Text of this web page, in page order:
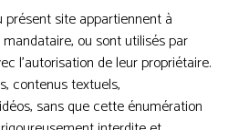
site appartiennent à
ou sont utilisés par
l’autorisation de leur propriétaire.
contenus textuels,
sans que cette énumération